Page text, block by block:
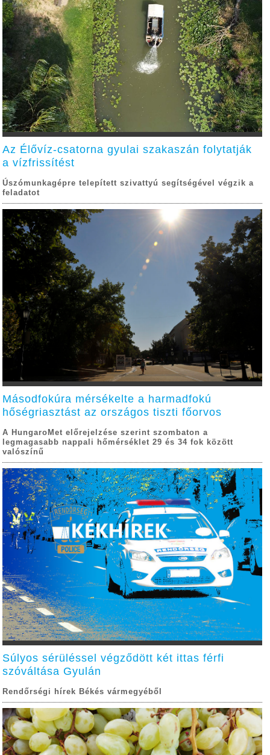
Az Élővíz-csatorna gyulai szakaszán folytatják
a vízfrissítést
Úszómunkagépre telepített szivattyú segítségével végzik a
feladatot
Másodfokúra mérsékelte a harmadfokú
hőségriasztást az országos tiszti főorvos
A HungaroMet előrejelzése szerint szombaton a
legmagasabb nappali hőmérséklet 29 és 34 fok között
valószínű
Súlyos sérüléssel végződött két ittas férfi
szóváltása Gyulán
Rendőrségi hírek Békés vármegyéből